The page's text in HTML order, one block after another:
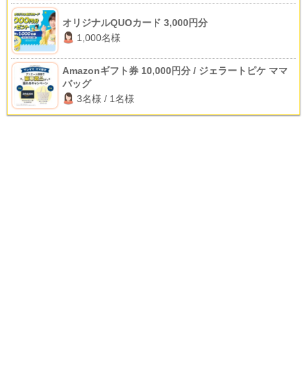
オリジナルQUOカード 3,000円分
1,000名様
Amazonギフト券 10,000円分 / ジェラートピケ ママ
バッグ
3名様 / 1名様